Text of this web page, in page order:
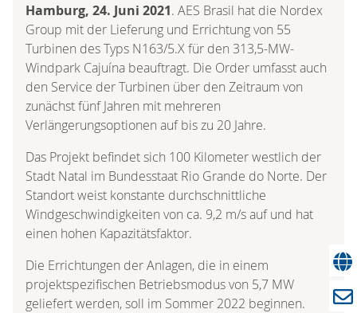
Hamburg, 24. Juni 2021. AES Brasil hat die Nordex
Group mit der Lieferung und Errichtung von 55
Turbinen des Typs N163/5.X für den 313,5-MW-
Windpark Cajuína beauftragt. Die Order umfasst auch
den Service der Turbinen über den Zeitraum von
zunächst fünf Jahren mit mehreren
Verlängerungsoptionen auf bis zu 20 Jahre.
Das Projekt befindet sich 100 Kilometer westlich der
Stadt Natal im Bundesstaat Rio Grande do Norte. Der
Standort weist konstante durchschnittliche
Windgeschwindigkeiten von ca. 9,2 m/s auf und hat
einen hohen Kapazitätsfaktor.
Die Errichtungen der Anlagen, die in einem
projektspezifischen Betriebsmodus von 5,7 MW
geliefert werden, soll im Sommer 2022 beginnen.